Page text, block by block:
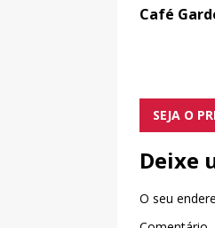
Café
SEJA O
Deixe
O seu